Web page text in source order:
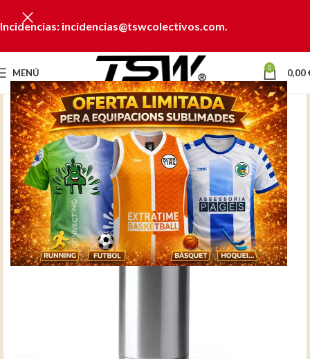
Incidencias: incidencias@tswcolectivos.com.
MENÚ 0 0,00